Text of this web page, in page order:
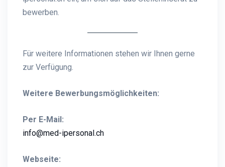
bewerben.
Für weitere Informationen stehen wir Ihnen gerne
zur Verfügung.
Weitere Bewerbungsmöglichkeiten:
Per E-Mail:
info@med-ipersonal.ch
Webseite: